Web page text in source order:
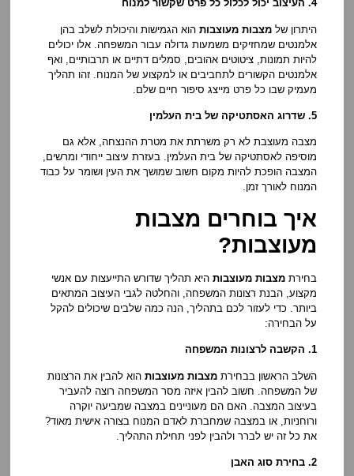
4. העיצוב יכול לכלול כל פרט שקשור למנוח
היתרון שלמצבות מעוצבות הוא הגמישות והיכולת לשלב בהן
אלמנטים שמחזיקים משמעות גדולה עבור המשפחה. אלו יכולים
להיות תמונות, ציטוטים אהובים, סמלים דתיים או תרבותיים, ואף
אלמנטים הקשורים לתחביבים או למקצוע של המנוח. זהו תהליך
מעמיק שבו כל פרט מייצג סיפור חיים שלם.
5. שדרוג האסתטיקה של בית העלמין
מצבה מעוצבת לא רק משרתת את מטרת ההנצחה, אלא גם
מוסיפה לאסתטיקה של בית העלמין. בעזרת עיצוב ייחודי ומרשים,
המצבה הופכת להיות מקום חשוב שמושך את העין ושומר על כבוד
המנוח לאורך זמן.
איך בוחרים מצבות
מעוצבות?
בחירתמצבות מעוצבות היא תהליך שדורש התייעצות עם אנשי
מקצוע, הבנת רצונות המשפחה, והחלטה לגבי העיצוב המתאים
ביותר. כדי לעזור לכם בתהליך, הנה כמה שלבים שיכולים להקל
על הבחירה:
1. הקשבה לרצונות המשפחה
השלב הראשון בבחירתמצבות מעוצבות הוא להבין את הרצונות
של המשפחה. חשוב להבין איזה מסר המשפחה רוצה להעביר
בעיצוב המצבה. האם הם מעוניינים במצבה שמביעה יוקרה
ורוחניות, או במצבה שמחברת לאדם המנוח בצורה אישית מאוד?
את כל זה יש לברר ולהבין לפני תחילת התהליך.
2. בחירת סוג האבן